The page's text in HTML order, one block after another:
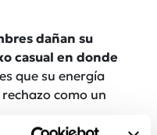
dañan su
casual en donde
que su energía
como un